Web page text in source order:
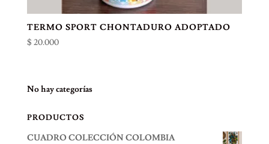
TERMO SPORT CHONTADURO ADOPTADO
$ 20.000
No hay categorías
PRODUCTOS
CUADRO COLECCIÓN COLOMBIA